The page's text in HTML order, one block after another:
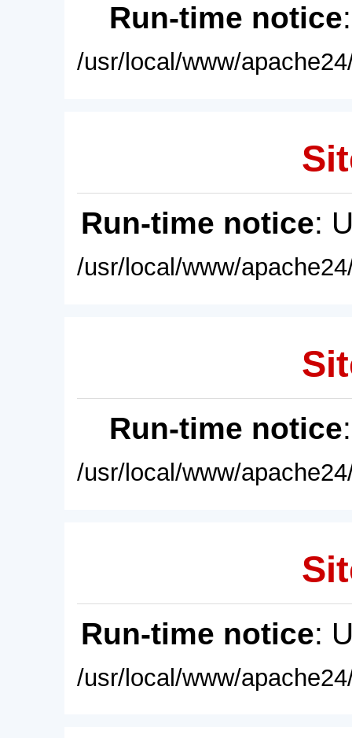
Run-time notice
/usr/local/www/
Run-time notice:
/usr/local/www/
Run-time notice
/usr/local/www/
Run-time notice:
/usr/local/www/